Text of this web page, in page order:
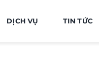
DỊCH VỤ TIN TỨC